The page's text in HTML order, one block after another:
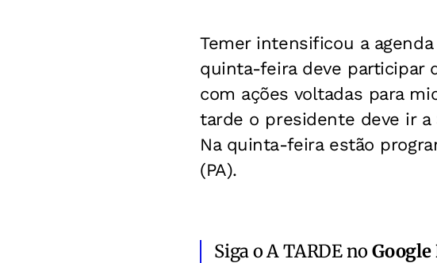
Temer intensificou a
quinta-feira deve participar
com ações voltadas para
tarde o presidente deve ir a
Na quinta-feira estão
(PA).
Siga o A TARDE no